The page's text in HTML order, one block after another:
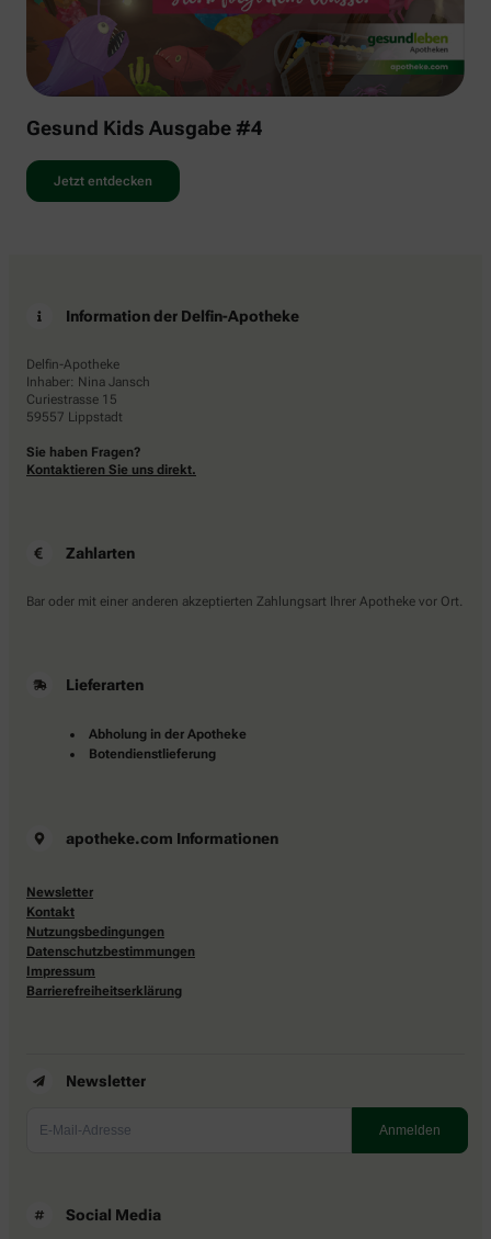
Gesund Kids Ausgabe #4
Jetzt entdecken
Information der Delfin-Apotheke
Delfin-Apotheke
Inhaber: Nina Jansch
Curiestrasse 15
59557 Lippstadt
Sie haben Fragen?
Kontaktieren Sie uns direkt.
Zahlarten
Bar oder mit einer anderen akzeptierten Zahlungsart Ihrer Apotheke vor Ort.
Lieferarten
Abholung in der Apotheke
Botendienstlieferung
apotheke.com Informationen
Newsletter
Kontakt
Nutzungsbedingungen
Datenschutzbestimmungen
Impressum
Barrierefreiheitserklärung
Newsletter
Social Media